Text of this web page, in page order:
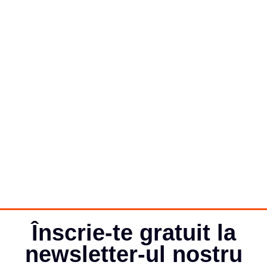
Înscrie-te gratuit la
newsletter-ul nostru